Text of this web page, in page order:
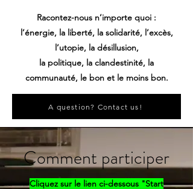
Racontez-nous n’importe quoi :
l’énergie, la liberté, la solidarité, l’excès,
l’utopie, la désillusion,
la politique, la clandestinité, la
communauté, le bon et le moins bon.
A question? Contact us!
Comment participer
Cliquez sur le lien ci-dessous "Start